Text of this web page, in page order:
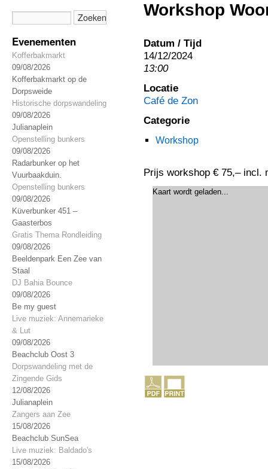
Evenementen
Kofferbakmarkt
09/08/2026
Kofferbakmarkt op de
Dorpsweide
Historische dorpswandeling
09/08/2026
Julianaplein
Openstelling bunkers
09/08/2026
Radarbunker op het
Vuurbaakduin.
Openstelling bunkers
09/08/2026
Küverbunker 451 –
Gaasterbos
Gratis Thema Rondleiding
09/08/2026
Beeldenpark Een Zee van
Staal
DJ Bahia Bounce
09/08/2026
Be my guest
Live muziek: Annemarieke
& Lut
09/08/2026
Beachclub Oost 3
Dorpswandeling met de
Zingende Gids
12/08/2026
Julianaplein
Zangers aan Zee
15/08/2026
Beachclub SunSea
Live muziek: Baldado's
15/08/2026
Workshop
Datum / Tijd
14/12/2024
13:00
Locatie
Café de Zon
Categorie
Workshop
Prijs workshop € 75,– incl.
Kaart wordt geladen...